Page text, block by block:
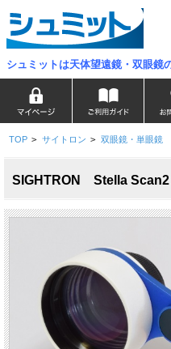
シュミットは天体望遠鏡・双眼鏡
TOP > サイトロン > 双眼鏡・単眼鏡
SIGHTRON Stella